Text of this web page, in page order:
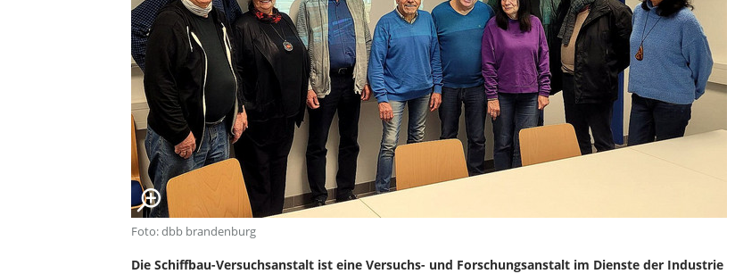
Foto: dbb brandenburg
Die Schiffbau-Versuchsanstalt ist eine Versuchs- und Forschungsanstalt im Dienste der Industrie